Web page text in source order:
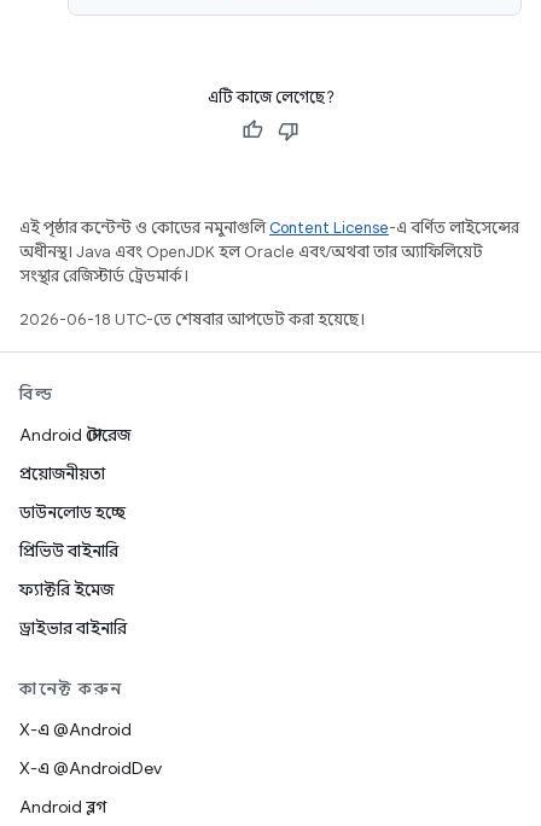
এটি কাজে লেগেছে?
এই পৃষ্ঠার কন্টেন্ট ও কোডের নমুনাগুলিContent License-এ বর্ণিত লাইসেন্সের
অধীনস্থ। Java এবং OpenJDK হল Oracle এবং/অথবা তার অ্যাফিলিয়েট
সংস্থার রেজিস্টার্ড ট্রেডমার্ক।
2026-06-18 UTC-তে শেষবার আপডেট করা হয়েছে।
বিল্ড
Android স্টোরেজ
প্রয়োজনীয়তা
ডাউনলোড হচ্ছে
প্রিভিউ বাইনারি
ফ্যাক্টরি ইমেজ
ড্রাইভার বাইনারি
কানেক্ট করুন
X-এ @Android
X-এ @AndroidDev
Android ব্লগ